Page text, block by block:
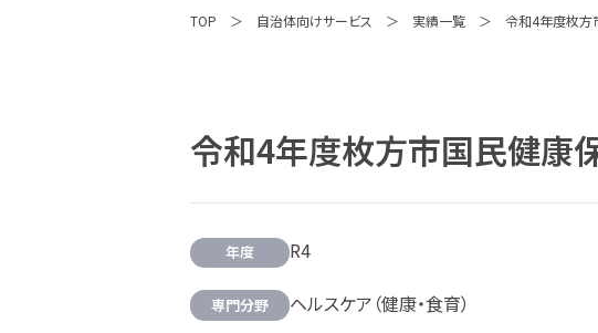
TOP 自治体向けサービス 実績一覧 令和4年度枚方
令和4年度枚方市国民健康
年度 R4
専門分野 ヘルスケア（健康・食育）